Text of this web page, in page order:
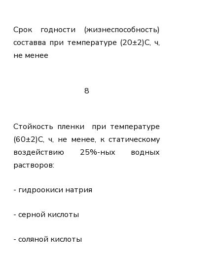
Срок годности (жизнеспособность)
составва при температуре (20±2)С, ч,
не менее
8
Стойкость пленки при температуре
(60±2)С, ч, не менее, к статическому
воздействию 25%-ных водных
растворов:
- гидроокиси натрия
- серной кислоты
- соляной кислоты